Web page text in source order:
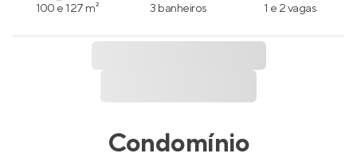
100 e 127 m² 3 banheiros 1 e 2 vagas
Condomínio